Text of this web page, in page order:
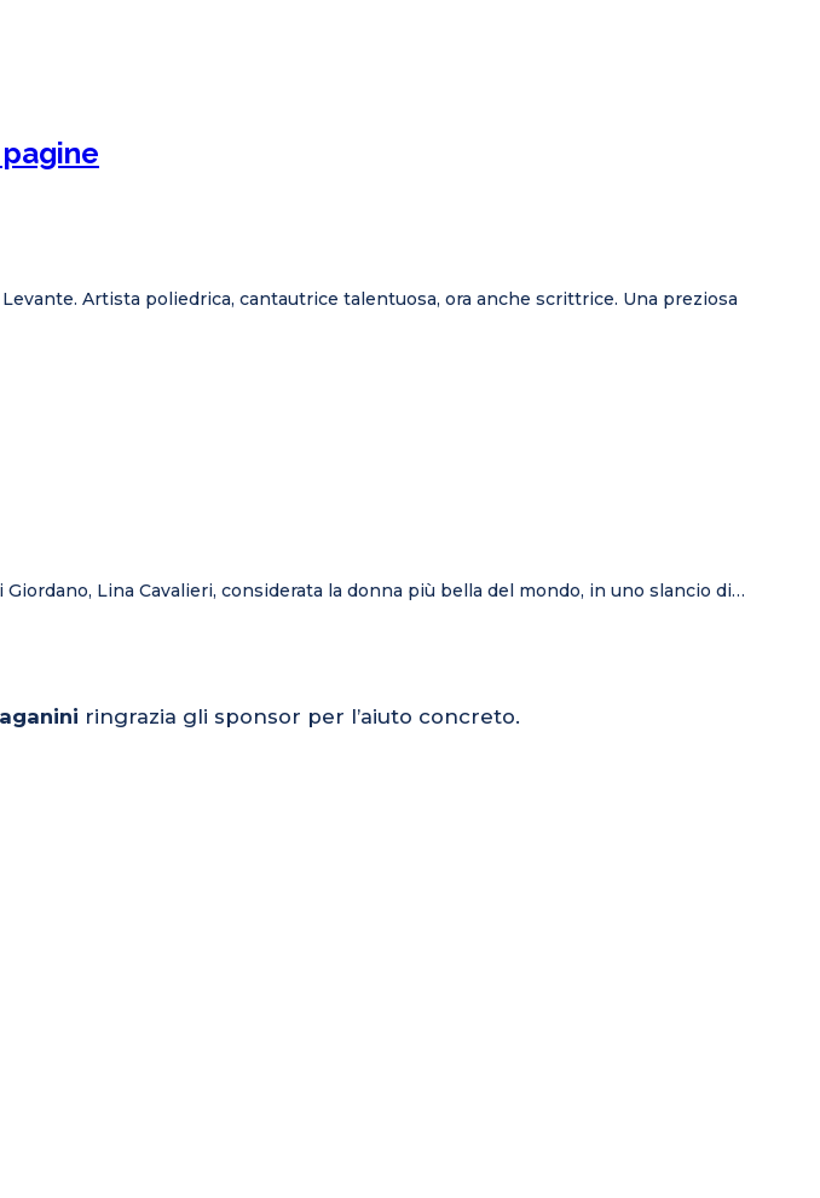
Artista poliedrica, cantautrice talentuosa, ora anche scrittrice. Una preziosa
Lina Cavalieri, considerata la donna più bella del mondo, in uno slancio di…
ringrazia gli sponsor per l’aiuto concreto.